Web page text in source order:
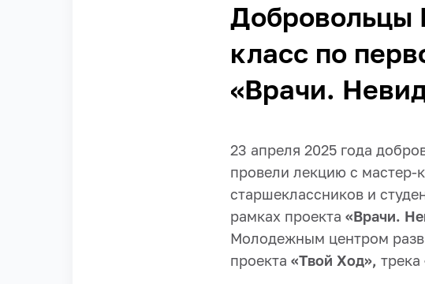
Добровольцы
класс по
«Врачи.
23 апреля 2025 года
провели лекцию с
старшеклассников и
рамках проекта «Врачи.
Молодежным центром
проекта «Твой Ход», трека